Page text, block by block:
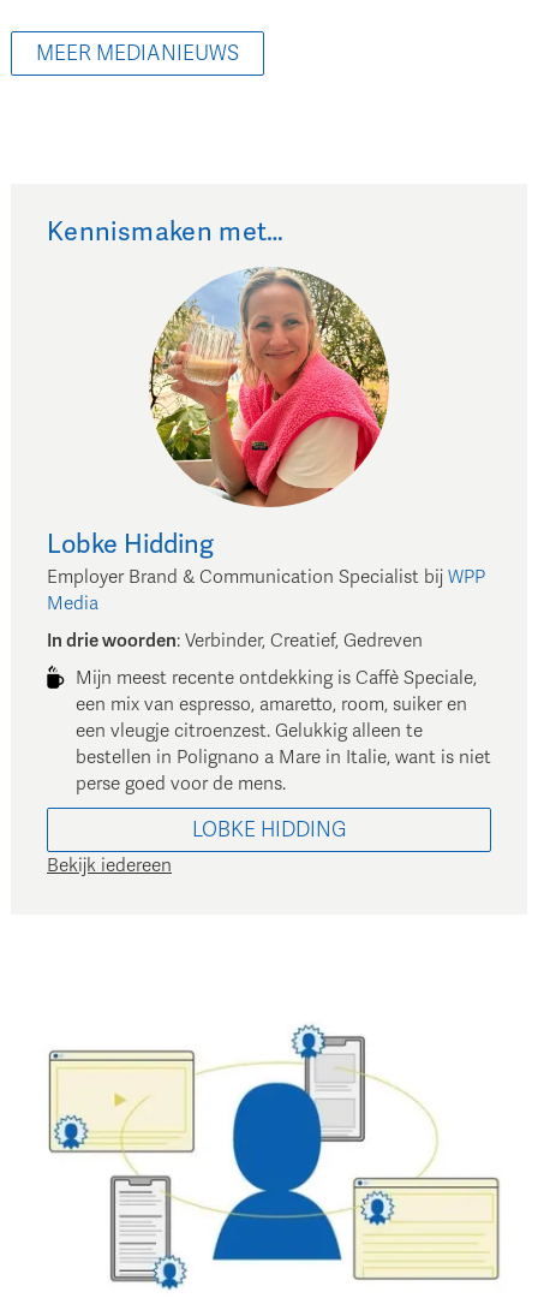
MEER MEDIANIEUWS
Kennismaken met…
Lobke Hidding
Employer Brand & Communication Specialist bij WPP
Media
In drie woorden: Verbinder, Creatief, Gedreven
Mijn meest recente ontdekking is Caffè Speciale,
een mix van espresso, amaretto, room, suiker en
een vleugje citroenzest. Gelukkig alleen te
bestellen in Polignano a Mare in Italie, want is niet
perse goed voor de mens.
LOBKE HIDDING
Bekijk iedereen